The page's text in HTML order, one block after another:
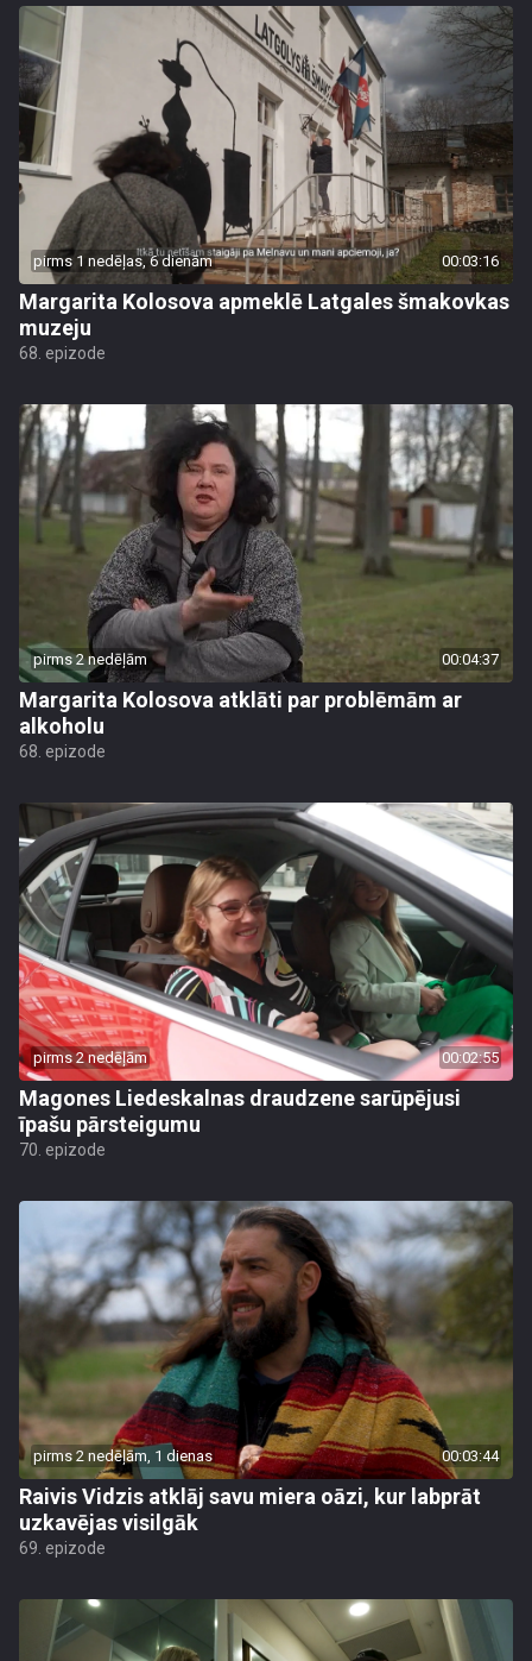
pirms 1 nedēļas, 6 dienām 00:03:16
Margarita Kolosova apmeklē Latgales šmakovkas
muzeju
68. epizode
pirms 2 nedēļām 00:04:37
Margarita Kolosova atklāti par problēmām ar
alkoholu
68. epizode
pirms 2 nedēļām 00:02:55
Magones Liedeskalnas draudzene sarūpējusi
īpašu pārsteigumu
70. epizode
pirms 2 nedēļām, 1 dienas 00:03:44
Raivis Vidzis atklāj savu miera oāzi, kur labprāt
uzkavējas visilgāk
69. epizode